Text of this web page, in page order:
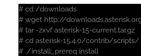
# cd /downloads
# wget http://
# tar -zxvf asterisk-15-current.tar.gz
# cd asterisk-15.4.0/contrib/scripts/
# ./install_prereq install